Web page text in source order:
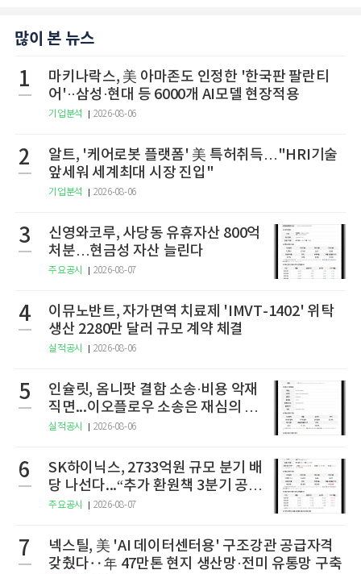
많이 본 뉴스
1
마키나락스, 美 아마존도 인정한 '한국판 팔란티
어'··삼성·현대 등 6000개 AI모델 현장적용
기업분석 2026-08-06
2
알트, '케어로봇 플랫폼' 美 특허취득…"HRI기술
앞세워 세계최대 시장 진입"
기업분석 2026-08-06
3
신영와코루, 사당동 유휴자산 800억
처분…현금성 자산 늘린다
주요공시 2026-08-07
4
이뮤노반트, 자가면역 치료제 'IMVT-1402' 위탁
생산 2280만 달러 규모 계약 체결
실적공시 2026-08-06
5
인슐릿, 옴니팟 결함 소송·비용 악재
직면...이오플로우 소송은 재심의 청
구
실적공시 2026-08-06
6
SK하이닉스, 2733억원 규모 분기 배
당 나선다...“추가 환원책 3분기 공
개”
주요공시 2026-08-07
7
넥스틸, 美 'AI 데이터센터용' 구조강관 공급자격
갖췄다‥年 47만톤 현지 생산망·전미 유통망 구축